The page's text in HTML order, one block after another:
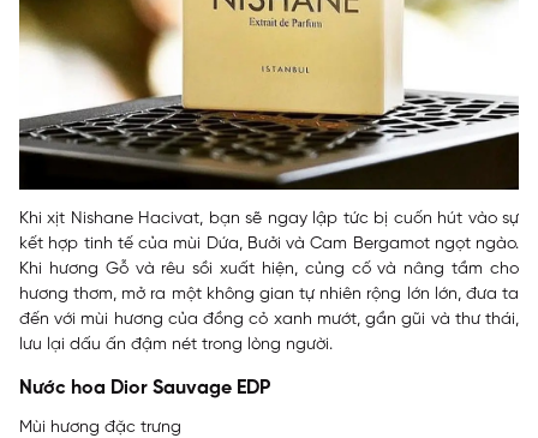
Khi xịt Nishane Hacivat, bạn sẽ ngay lập tức bị cuốn hút vào sự
kết hợp tinh tế của mùi Dứa, Bưởi và Cam Bergamot ngọt ngào.
Khi hương Gỗ và rêu sồi xuất hiện, củng cố và nâng tầm cho
hương thơm, mở ra một không gian tự nhiên rộng lớn lớn, đưa ta
đến với mùi hương của đồng cỏ xanh mướt, gần gũi và thư thái,
lưu lại dấu ấn đậm nét trong lòng người.
Nước hoa Dior Sauvage EDP
Mùi hương đặc trưng